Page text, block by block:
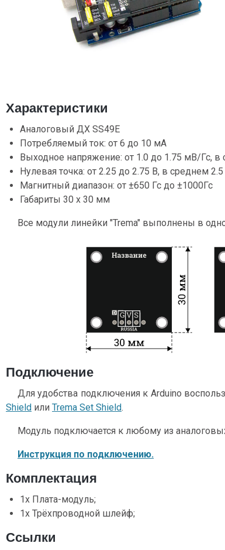
Характеристики
Аналоговый ДХ SS49E
Потребляемый ток: от 6 до 10 мА
Выходное напряжение: от 1.0 до 1.75 мВ/Гс,
Нулевая точка: от 2.25 до 2.75 В, в среднем
Магнитный диапазон: от ±650 Гс до ±1000Гс
Габариты 30 x 30 мм
Все модули линейки "Trema" выполнены в
Подключение
Для удобства подключения к Arduino
Shield или Trema Set Shield.
Модуль подключается к любому из
Инструкция по подключению.
Комплектация
1x Плата-модуль;
1x Трёхпроводной шлейф;
Ссылки